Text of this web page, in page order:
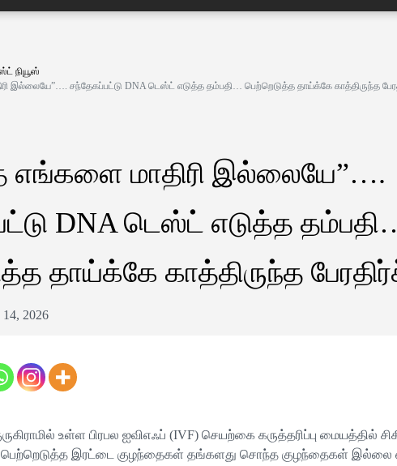
நியூஸ்
இல்லையே”…. சந்தேகப்பட்டு DNA டெஸ்ட் எடுத்த தம்பதி… பெற்றெடுத்த தாய்க்கே காத்திருந்த
எங்களை மாதிரி இல்லையே”….
DNA டெஸ்ட் எடுத்த
தாய்க்கே காத்திருந்த
2026
உள்ள பிரபல ஐவிஎஃப் (IVF) செயற்கை கருத்தரிப்பு மையத்தில்
பெற்றெடுத்த இரட்டை குழந்தைகள் தங்களது சொந்த குழந்தைகள் இல்லை